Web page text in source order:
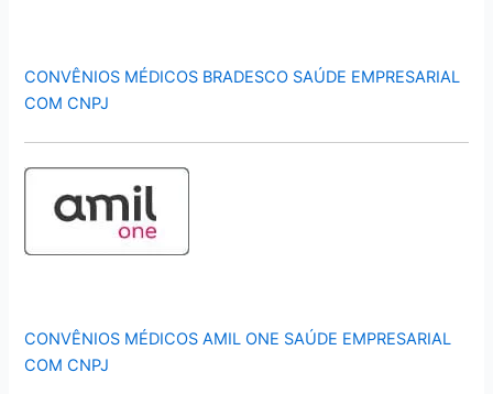
CONVÊNIOS MÉDICOS BRADESCO SAÚDE EMPRESARIAL
COM CNPJ
CONVÊNIOS MÉDICOS AMIL ONE SAÚDE EMPRESARIAL
COM CNPJ